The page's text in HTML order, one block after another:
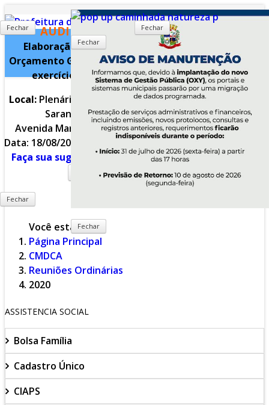
Inicial Serviços
Secretarias Cidade Ouvidoria
WebMail
Você está aqui:
Página Principal
CMDCA
Reuniões Ordinárias
2020
ASSISTENCIA SOCIAL
Bolsa Família
Cadastro Único
CIAPS
Fechar
CONVITE
AUDIÊNCIA PÚBLICA
Elaboração do Projeto de Lei do
Orçamento Geral do Município para o
exercício financeiro de 2027.
Local: Plenário da Câmara Municipal de
Sarandi
[LOCALIZAÇÃO]
Avenida Maringá, n.º 660 - Jd. Europa
Data: 18/08/2026 (terça-feira) às 14:00hs.
Faça sua sugestão para o PLOA 2027.
Clique aqui!
Fechar
Fechar
Fechar
Fechar